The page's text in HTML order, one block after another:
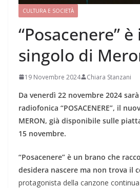
CULTURA E SOCIETÀ
“Posacenere”
singolo di
19 Novembre 2024 Chiara Stanzani
Da venerdì 22 novembre 2024
radiofonica “POSACENERE”, il
MERON, già disponibile sulle
15 novembre.
“Posacenere” è un brano che
desidera nascere ma non trova il
protagonista della canzone